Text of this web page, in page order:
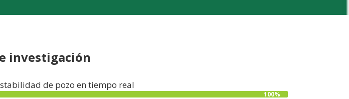
investigación
de pozo en tiempo real
100%